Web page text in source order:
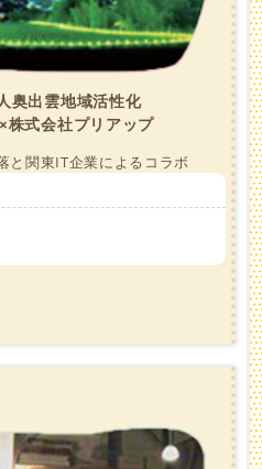
奥出雲地域活性化
株式会社プリアップ
と関東IT企業によるコラボ